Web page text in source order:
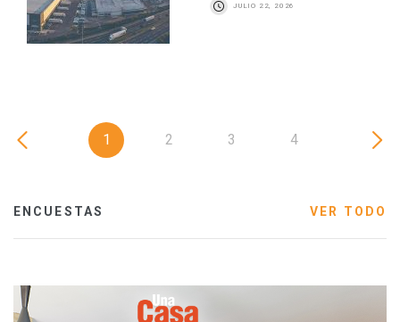
JULIO 22, 2026
1 2 3 4
ENCUESTAS VER TODO